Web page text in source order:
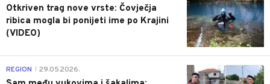
Otkriven trag nove vrste: Čovječja
ribica mogla bi ponijeti ime po Krajini
(VIDEO)
0
REGION 29.05.2026.